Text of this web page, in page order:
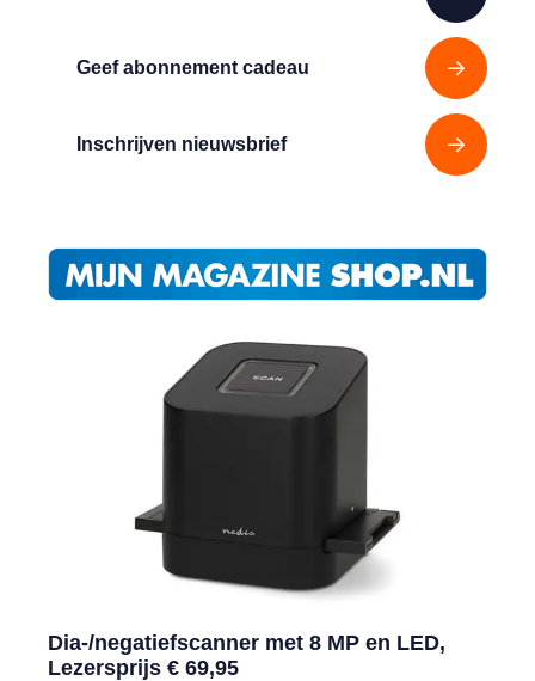
Geef abonnement cadeau
Inschrijven nieuwsbrief
Dia-/negatiefscanner met 8 MP en LED,
Lezersprijs € 69,95